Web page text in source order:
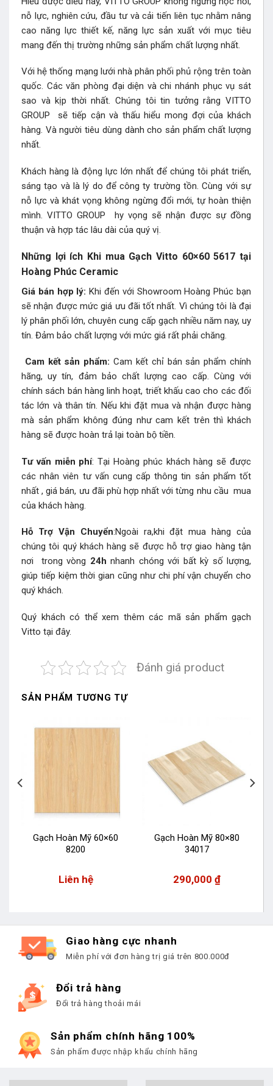
nỗ lực, nghiên cứu, đầu tư và cải tiến liên tục nhằm nâng
cao năng lực thiết kế, năng lực sản xuất với mục tiêu
mang đến thị trường những sản phẩm chất lượng nhất.
Với hệ thống mạng lưới nhà phân phối phủ rộng trên toàn
quốc. Các văn phòng đại diện và chi nhánh phục vụ sát
sao và kịp thời nhất. Chúng tôi tin tưởng rằng VITTO
GROUP sẽ tiếp cận và thấu hiểu mong đợi của khách
hàng. Và người tiêu dùng dành cho sản phẩm chất lượng
nhất.
Khách hàng là động lực lớn nhất để chúng tôi phát triển,
sáng tạo và là lý do để công ty trường tồn. Cùng với sự
nỗ lực và khát vọng không ngừng đổi mới, tự hoàn thiện
mình. VITTO GROUP hy vọng sẽ nhận được sự đồng
thuận và hợp tác lâu dài của quý vị.
Những lợi ích Khi mua Gạch Vitto 60×60 5617 tại
Hoàng Phúc Ceramic
Giá bán hợp lý:Khi đến với Showroom Hoàng Phúc bạn
sẽ nhận được mức giá ưu đãi tốt nhất. Vì chúng tôi là đại
lý phân phối lớn, chuyên cung cấp gạch nhiều năm nay, uy
tín. Đảm bảo chất lượng với mức giá rất phải chăng.
Cam kết sản phẩm: Cam kết chỉ bán sản phẩm chính
hãng, uy tín, đảm bảo chất lượng cao cấp. Cùng với
chính sách bán hàng linh hoạt, triết khấu cao cho các đối
tác lớn và thân tín. Nếu khi đặt mua và nhận được hàng
mà sản phẩm không đúng như cam kết trên thì khách
hàng sẽ được hoàn trả lại toàn bộ tiền.
Tư vấn miễn phí: Tại Hoàng phúc khách hàng sẽ được
các nhân viên tư vấn cung cấp thông tin sản phẩm tốt
nhất , giá bán, ưu đãi phù hợp nhất với từng nhu cầu mua
của khách hàng.
Hỗ Trợ Vận Chuyển:Ngoài ra,khi đặt mua hàng của
chúng tôi quý khách hàng sẽ được hỗ trợ giao hàng tận
nơi trong vòng 24h nhanh chóng với bất kỳ số lượng,
giúp tiếp kiệm thời gian cũng như chi phí vận chuyển cho
quý khách.
Quý khách có thể xem thêm các mã sản phẩm gạch
Vitto tại đây.
Đánh giá product
SẢN PHẨM TƯƠNG TỰ
Gạch Hoàn Mỹ 60×60
8200
Liên hệ
Gạch Hoàn Mỹ 80×80
34017
290,000 ₫
Giao hàng cực nhanh
Miễn phí với đơn hàng trị giá trên 800.000đ
Đổi trả hàng
Đổi trả hàng thoải mái
Sản phẩm chính hãng 100%
Sản phẩm được nhập khẩu chính hãng